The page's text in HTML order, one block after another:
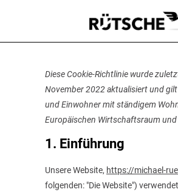
Diese Cookie-Richtlinie wurde
November 2022 aktualisiert und
und Einwohner mit ständigem
Europäischen Wirtschaftsraum und
1. Einführung
Unsere Website, https://michael-
folgenden: "Die Website")